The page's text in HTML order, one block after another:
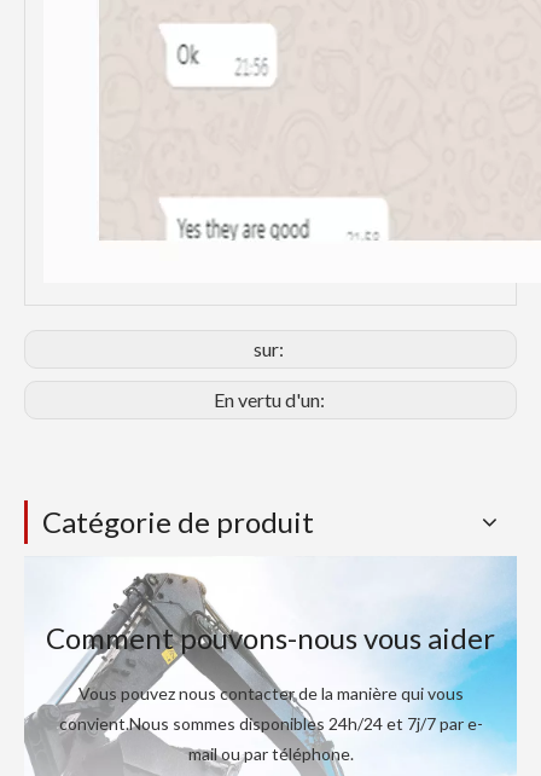
sur:
En vertu d'un:
Catégorie de produit
Comment pouvons-nous vous aider
Vous pouvez nous contacter de la manière qui vous
convient.Nous sommes disponibles 24h/24 et 7j/7 par e-
mail ou par téléphone.